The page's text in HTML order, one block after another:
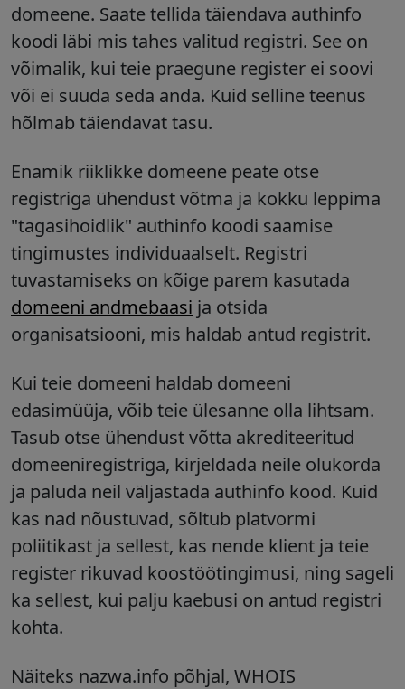
domeene. Saate tellida täiendava authinfo
koodi läbi mis tahes valitud registri. See on
võimalik, kui teie praegune register ei soovi
või ei suuda seda anda. Kuid selline teenus
hõlmab täiendavat tasu.
Enamik riiklikke domeene peate otse
registriga ühendust võtma ja kokku leppima
"tagasihoidlik" authinfo koodi saamise
tingimustes individuaalselt. Registri
tuvastamiseks on kõige parem kasutada
domeeni andmebaasi ja otsida
organisatsiooni, mis haldab antud registrit.
Kui teie domeeni haldab domeeni
edasimüüja, võib teie ülesanne olla lihtsam.
Tasub otse ühendust võtta akrediteeritud
domeeniregistriga, kirjeldada neile olukorda
ja paluda neil väljastada authinfo kood. Kuid
kas nad nõustuvad, sõltub platvormi
poliitikast ja sellest, kas nende klient ja teie
register rikuvad koostöötingimusi, ning sageli
ka sellest, kui palju kaebusi on antud registri
kohta.
Näiteks nazwa.info põhjal, WHOIS